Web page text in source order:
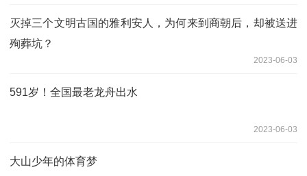
灭掉三个文明古国的雅利安人，为何来到商朝后，却被送进
殉葬坑？
2023-06-03
591岁！全国最老龙舟出水
2023-06-03
大山少年的体育梦